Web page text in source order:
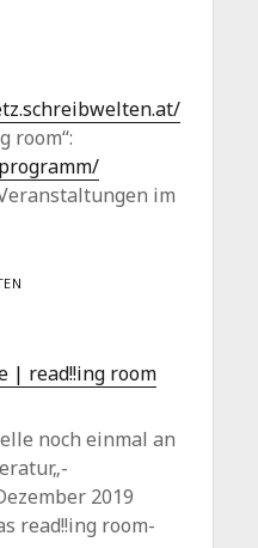
room“:
im
| read!!ing room
noch einmal an
2019
read!!ing room-